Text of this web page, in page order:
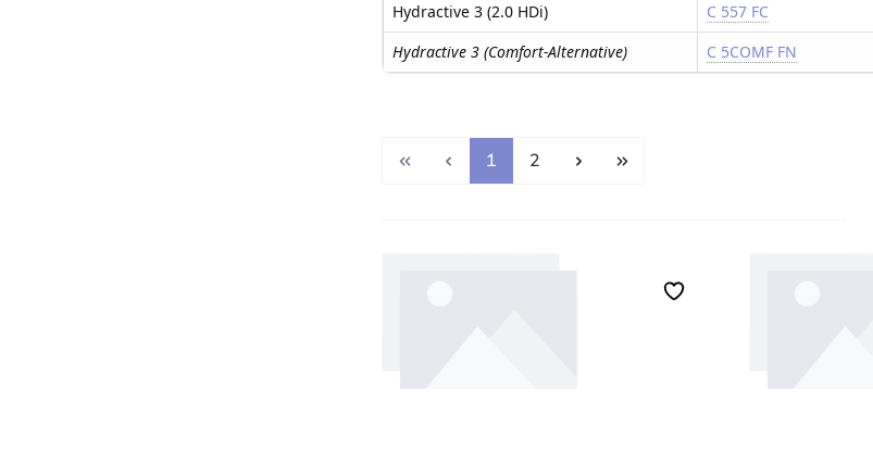
Hydractive 3 (2.0 HDi)
C 557 FC
Hydractive 3 (Comfort-Alternative)
C 5COMF FN
Seite
1 Seite
2